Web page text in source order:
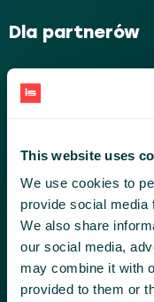
This website uses
We use cookies to
provide social media
We also share
our social media,
may combine it with
provided to them or
Dla partnerów